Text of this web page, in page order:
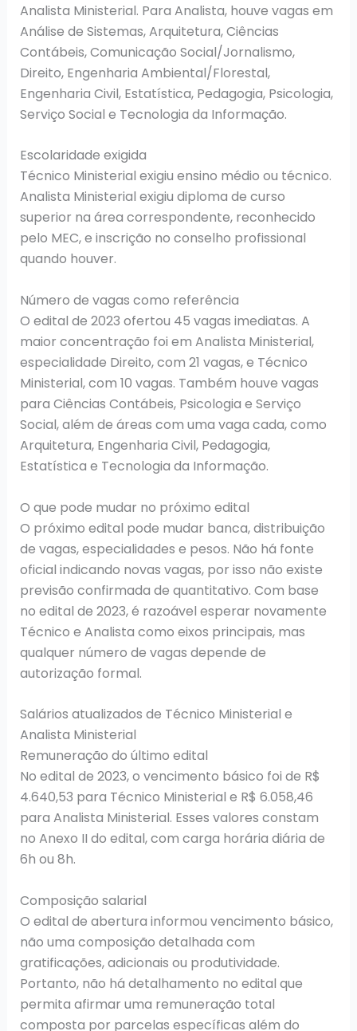
Analista Ministerial. Para Analista, houve vagas em
Análise de Sistemas, Arquitetura, Ciências
Contábeis, Comunicação Social/Jornalismo,
Direito, Engenharia Ambiental/Florestal,
Engenharia Civil, Estatística, Pedagogia, Psicologia,
Serviço Social e Tecnologia da Informação.
Escolaridade exigida
Técnico Ministerial exigiu ensino médio ou técnico.
Analista Ministerial exigiu diploma de curso
superior na área correspondente, reconhecido
pelo MEC, e inscrição no conselho profissional
quando houver.
Número de vagas como referência
O edital de 2023 ofertou 45 vagas imediatas. A
maior concentração foi em Analista Ministerial,
especialidade Direito, com 21 vagas, e Técnico
Ministerial, com 10 vagas. Também houve vagas
para Ciências Contábeis, Psicologia e Serviço
Social, além de áreas com uma vaga cada, como
Arquitetura, Engenharia Civil, Pedagogia,
Estatística e Tecnologia da Informação.
O que pode mudar no próximo edital
O próximo edital pode mudar banca, distribuição
de vagas, especialidades e pesos. Não há fonte
oficial indicando novas vagas, por isso não existe
previsão confirmada de quantitativo. Com base
no edital de 2023, é razoável esperar novamente
Técnico e Analista como eixos principais, mas
qualquer número de vagas depende de
autorização formal.
Salários atualizados de Técnico Ministerial e
Analista Ministerial
Remuneração do último edital
No edital de 2023, o vencimento básico foi de R$
4.640,53 para Técnico Ministerial e R$ 6.058,46
para Analista Ministerial. Esses valores constam
no Anexo II do edital, com carga horária diária de
6h ou 8h.
Composição salarial
O edital de abertura informou vencimento básico,
não uma composição detalhada com
gratificações, adicionais ou produtividade.
Portanto, não há detalhamento no edital que
permita afirmar uma remuneração total
composta por parcelas específicas além do